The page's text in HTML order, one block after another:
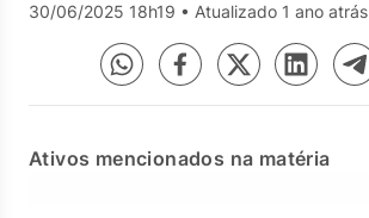
30/06/2025 18h19 • Atualizado 1 ano atrás
Ativos mencionados na matéria